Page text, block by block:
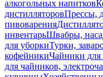
алкогольных напитков
дистилляторовПрессы,
пивоварения
инвентарьШвабры,
для уборкиТурки,
кофейникиЧайники
для чайников,